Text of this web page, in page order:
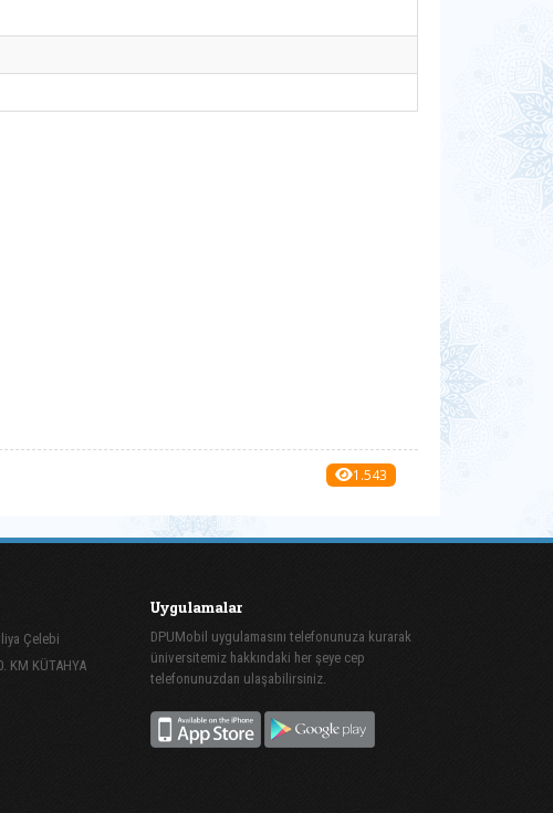
1.543
Çelebi
KM KÜTAHYA
Uygulamalar
DPUMobil uygulamasını telefonunuza kurarak
üniversitemiz hakkındaki her şeye cep
telefonunuzdan ulaşabilirsiniz.